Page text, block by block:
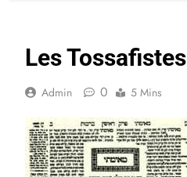
Les Tossafistes
Admin 0 5 Mins